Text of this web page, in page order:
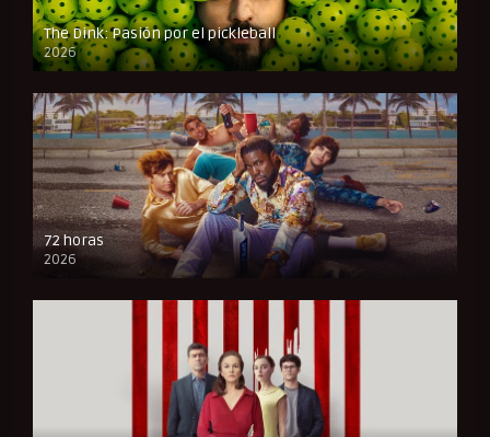
The Dink: Pasión por el pickleball
2026
FULL HD
72 horas
2026
FULL HD